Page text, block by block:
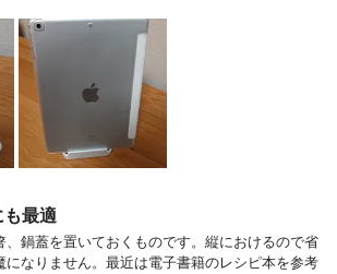
最適
、鍋蓋を置いておくものです。縦におけるので省
になりません。最近は電子書籍のレシピ本を参考